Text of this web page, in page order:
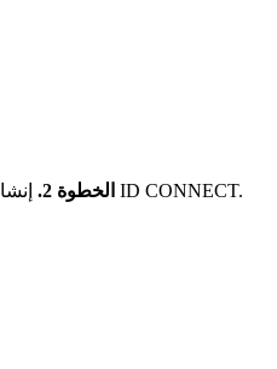
الخطوة 2. إنشاء الاتصال عن بعد من خلال ID CONNECT.